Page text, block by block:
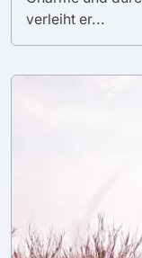
verleiht er...